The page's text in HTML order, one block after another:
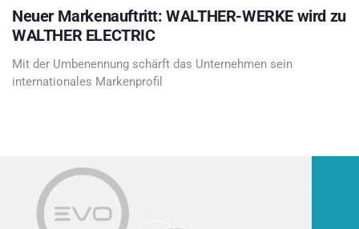
Neuer Markenauftritt: WALTHER-WERKE wird zu
WALTHER ELECTRIC
Mit der Umbenennung schärft das Unternehmen sein
internationales Markenprofil